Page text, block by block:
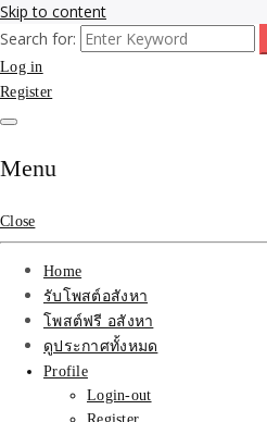
Skip to content
รับจ้างโพสขา
ติดAI SEO กับ
รับจ้างทำโฆษ
บ้านที่ดิน ราคา
ที่สุด บริการ โป
โฆษณารับโพส
งาน บริํษัทใหญ่
บ้าน คุณภาพอั
รับจ้างโพสขายบ้าน ที่ดิน ไม่มีค่านายหน้
แรก บริการโพสต์ โปรโมท รับจ้างทำโฆ
สอสังหา ติดหน้าแรกกูเกิ้ล ทีมงาน บริํษัท
Search for:
Log in
Register
Menu
Close
Home
รับโพสต์อสังหา
โพสต์ฟรี อสังหา
ดูประกาศทั้งหมด
Profile
Login-out